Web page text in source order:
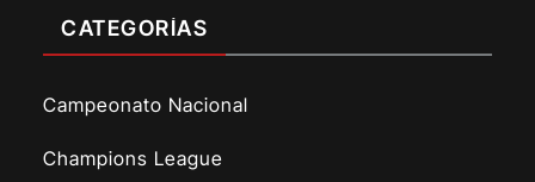
CATEGORÍAS
Campeonato Nacional
Champions League